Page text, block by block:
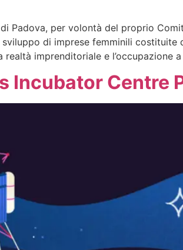
Padova, per volontà del proprio
di imprese femminili
imprenditoriale e l’occupazione
Incubator Centre